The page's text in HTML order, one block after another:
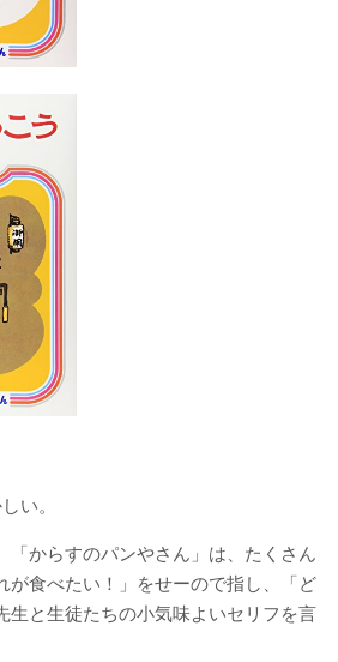
い。
「からすのパンやさん」は、たくさん
が食べたい！」をせーので指し、「ど
生と生徒たちの小気味よいセリフを言